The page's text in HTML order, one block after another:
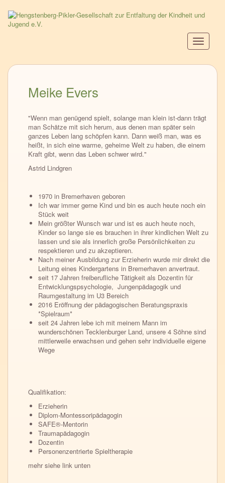
Direkt
zum
Meike Evers
"Wenn man genügend spielt, solange man klein ist-dann trägt
man Schätze mit sich herum, aus denen man später sein
ganzes Leben lang schöpfen kann. Dann weiß man, was es
heißt, in sich eine warme, geheime Welt zu haben, die einem
Kraft gibt, wenn das Leben schwer wird."
Astrid Lindgren
1970 in Bremerhaven geboren
Ich war immer gerne Kind und bin es auch heute noch ein
Stück weit
Mein größter Wunsch war und ist es auch heute noch,
Kinder so lange sie es brauchen in ihrer kindlichen Welt zu
lassen und sie als innerlich große Persönlichkeiten zu
respektieren und zu akzeptieren.
Nach meiner Ausbildung zur Erzieherin wurde mir direkt die
Leitung eines Kindergartens in Bremerhaven anvertraut.
seit 17 Jahren freiberufliche Tätigkeit als Dozentin für
Entwicklungspsychologie, Jungenpädagogik und
Raumgestaltung im U3 Bereich
2016 Eröffnung der pädagogischen Beratungspraxis
*Spielraum*
seit 24 Jahren lebe ich mit meinem Mann im
wunderschönen Tecklenburger Land, unsere 4 Söhne sind
mittlerweile erwachsen und gehen sehr individuelle eigene
Wege
Qualifikation:
Erzieherin
Diplom-Montessoripädagogin
SAFE®-Mentorin
Traumapädagogin
Dozentin
Personenzentrierte Spieltherapie
mehr siehe link unten